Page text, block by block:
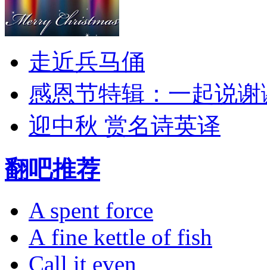
走近兵马俑
感恩节特辑：一起说谢
迎中秋 赏名诗英译
翻吧推荐
A spent force
A fine kettle of fish
Call it even